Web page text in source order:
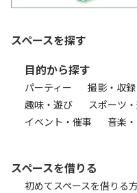
スペースを探す
目的から探す
パーティー 撮影・収録
趣味・遊び
スポーツ
イベント・催事
音楽
スペースを借りる
初めてスペースを借りる